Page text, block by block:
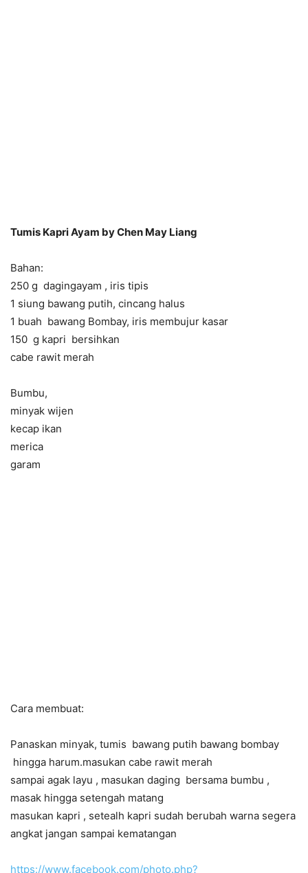
Tumis Kapri Ayam by Chen May Liang
Bahan:
250 g dagingayam , iris tipis
1 siung bawang putih, cincang halus
1 buah bawang Bombay, iris membujur kasar
150 g kapri bersihkan
cabe rawit merah
Bumbu,
minyak wijen
kecap ikan
merica
garam
Cara membuat:
Panaskan minyak, tumis bawang putih bawang bombay
hingga harum.masukan cabe rawit merah
sampai agak layu , masukan daging bersama bumbu ,
masak hingga setengah matang
masukan kapri , setealh kapri sudah berubah warna segera
angkat jangan sampai kematangan
https://www.facebook.com/photo.php?